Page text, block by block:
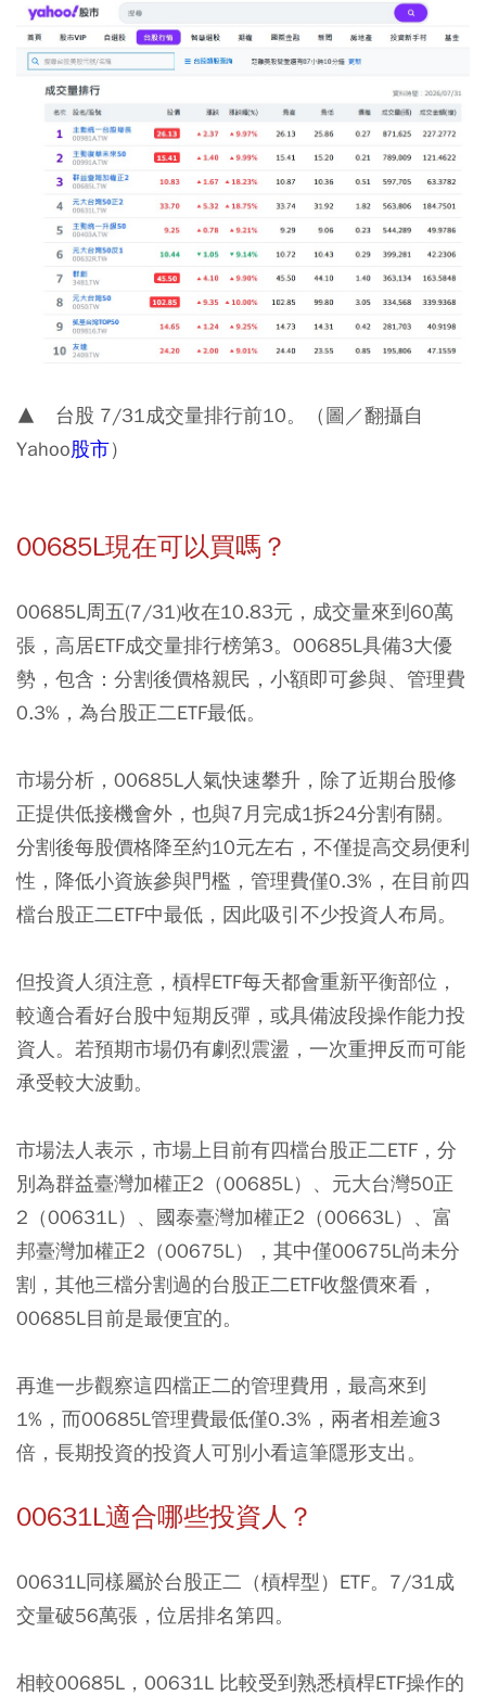
▲ 台股 7/31成交量排行前10。（圖／翻攝自
Yahoo股市）
00685L現在可以買嗎？
00685L周五(7/31)收在10.83元，成交量來到60萬
張，高居ETF成交量排行榜第3。00685L具備3大優
勢，包含：分割後價格親民，小額即可參與、管理費
0.3%，為台股正二ETF最低。
市場分析，00685L人氣快速攀升，除了近期台股修
正提供低接機會外，也與7月完成1拆24分割有關。
分割後每股價格降至約10元左右，不僅提高交易便利
性，降低小資族參與門檻，管理費僅0.3%，在目前四
檔台股正二ETF中最低，因此吸引不少投資人布局。
但投資人須注意，槓桿ETF每天都會重新平衡部位，
較適合看好台股中短期反彈，或具備波段操作能力投
資人。若預期市場仍有劇烈震盪，一次重押反而可能
承受較大波動。
市場法人表示，市場上目前有四檔台股正二ETF，分
別為群益臺灣加權正2（00685L）、元大台灣50正
2（00631L）、國泰臺灣加權正2（00663L）、富
邦臺灣加權正2（00675L），其中僅00675L尚未分
割，其他三檔分割過的台股正二ETF收盤價來看，
00685L目前是最便宜的。
再進一步觀察這四檔正二的管理費用，最高來到
1%，而00685L管理費最低僅0.3%，兩者相差逾3
倍，長期投資的投資人可別小看這筆隱形支出。
00631L適合哪些投資人？
00631L同樣屬於台股正二（槓桿型）ETF。7/31成
交量破56萬張，位居排名第四。
相較00685L，00631L 比較受到熟悉槓桿ETF操作的